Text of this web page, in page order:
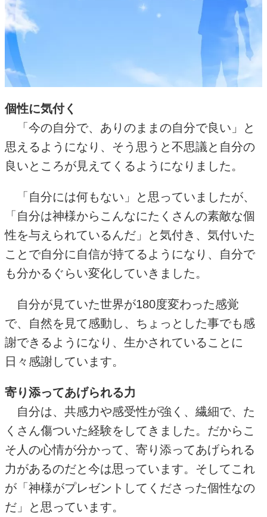
個性に気付く
「今の自分で、ありのままの自分で良い」と
思えるようになり、そう思うと不思議と自分の
良いところが見えてくるようになりました。
「自分には何もない」と思っていましたが、
「自分は神様からこんなにたくさんの素敵な個
性を与えられているんだ」と気付き、気付いた
ことで自分に自信が持てるようになり、自分で
も分かるぐらい変化していきました。
自分が見ていた世界が180度変わった感覚
で、自然を見て感動し、ちょっとした事でも感
謝できるようになり、生かされていることに
日々感謝しています。
寄り添ってあげられる力
自分は、共感力や感受性が強く、繊細で、た
くさん傷ついた経験をしてきました。だからこ
そ人の心情が分かって、寄り添ってあげられる
力があるのだと今は思っています。そしてこれ
が「神様がプレゼントしてくださった個性なの
だ」と思っています。